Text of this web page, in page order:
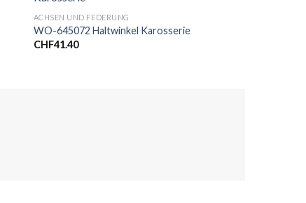
ACHSEN UND FEDERUNG
WO-645072 Haltwinkel Karosserie
CHF41.40